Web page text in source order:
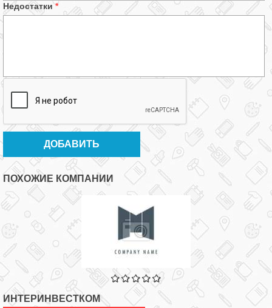
Недостатки*
ПОХОЖИЕ КОМПАНИИ
ИНТЕРИНВЕСТКОМ